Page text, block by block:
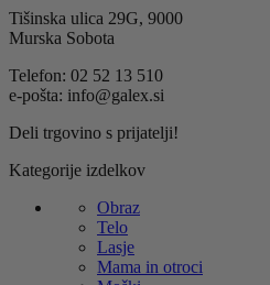
Tišinska ulica 29G, 9000
Murska Sobota
Telefon: 02 52 13 510
e-pošta: info@galex.si
Deli trgovino s prijatelji!
Kategorije izdelkov
Obraz
Telo
Lasje
Mama in otroci